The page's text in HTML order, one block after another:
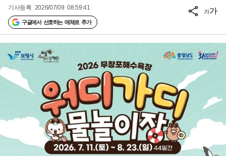
기사등록 2026/07/09 08:59:41
구글에서 선호하는 매체로 추가
가가